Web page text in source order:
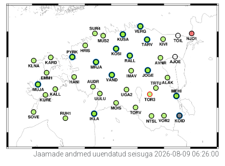
Jaamade andmed uuendatud seisuga 2026-08-09 06:26:00